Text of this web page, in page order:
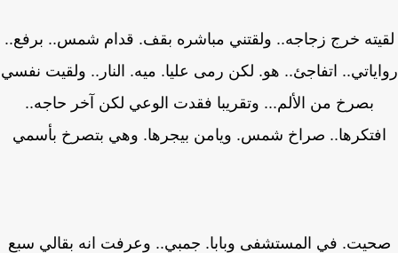
خرج زجاجه.. ولقتني مباشره بقف. قدام شمس.. برفع..
اتفاجئ.. هو. لكن رمى عليا. ميه. النار.. ولقيت نفسي
بصرخ من الألم... وتقريبا فقدت الوعي لكن آخر حاجه..
صراخ شمس. ويامن بيجرها. وهي بتصرخ بأسمي
في المستشفى وبابا. جمبي.. وعرفت انه بقالي سبع